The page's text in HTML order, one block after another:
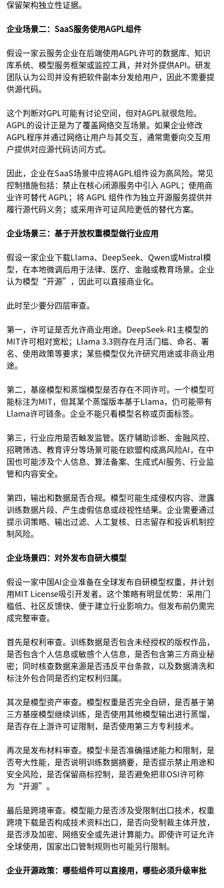
保留架构独立性证据。
企业场景二：SaaS服务使用AGPL组件
假设一家云服务企业在后端使用AGPL许可的数据库、知识
库系统、模型服务框架或监控工具，并对外提供API。研发
团队认为公司并没有把软件副本分发给用户，因此不需要提
供源代码。
这个判断对GPL可能有讨论空间，但对AGPL就很危险。
AGPL的设计正是为了覆盖网络交互场景。如果企业修改
AGPL程序并通过网络让用户与其交互，通常需要向交互用
户提供对应源代码访问方式。
因此，企业在SaaS场景中应将AGPL组件设为高风险。常见
控制措施包括：禁止在核心闭源服务中引入 AGPL；使用商
业许可替代 AGPL；将 AGPL 组件作为独立开源服务提供并
履行源代码义务；或采用许可证风险更低的替代方案。
企业场景三：基于开放权重模型做行业应用
假设一家企业下载Llama、DeepSeek、Qwen或Mistral模
型，在本地微调后用于法律、医疗、金融或教育场景。企业
认为模型“开源”，因此可以直接商业化。
此时至少要分四层审查。
第一，许可证是否允许商业用途。DeepSeek-R1主模型的
MIT许可相对宽松；Llama 3.3则存在月活门槛、命名、署
名、使用政策等要求；某些模型仅允许研究用途或非商业用
途。
第二，基座模型和蒸馏模型是否存在不同许可。一个模型可
能标注为MIT，但其某个蒸馏版本基于Llama，仍可能带有
Llama许可链条。企业不能只看模型名称或页面标签。
第三，行业应用是否触发监管。医疗辅助诊断、金融风控、
招聘筛选、教育评分等场景可能在欧盟构成高风险AI，在中
国也可能涉及个人信息、算法备案、生成式AI服务、行业监
管和内容安全。
第四，输出和数据是否合规。模型可能生成侵权内容、泄露
训练数据片段、产生虚假信息或歧视性结果。企业需要通过
提示词策略、输出过滤、人工复核、日志留存和投诉机制控
制风险。
企业场景四：对外发布自研大模型
假设一家中国AI企业准备在全球发布自研模型权重，并计划
用MIT License吸引开发者。这个策略有明显优势：采用门
槛低、社区反馈快、便于建立行业影响力。但发布前仍需完
成完整审查。
首先是权利审查。训练数据是否包含未经授权的版权作品，
是否包含个人信息或敏感个人信息，是否包含第三方商业秘
密；同时核查数据来源是否违反平台条款，以及数据清洗和
标注外包合同是否约定权利归属。
其次是模型资产审查。模型权重是否完全自研，是否基于第
三方基座模型继续训练，是否使用其他模型输出进行蒸馏，
是否存在上游许可证限制，是否使用第三方专利技术。
再次是发布材料审查。模型卡是否准确描述能力和限制，是
否夸大性能，是否说明训练数据摘要，是否提示禁止用途和
安全风险，是否保留商标控制，是否避免把非OSI许可称
为“开源”。
最后是跨境审查。模型能力是否涉及受限制出口技术，权重
跨境下载是否构成技术资料出口，是否向受制裁主体开放，
是否涉及加密、网络安全或先进计算能力。即使许可证允许
全球使用，国家出口管制规则也可能另行限制。
企业开源政策：哪些组件可以直接用，哪些必须升级审批